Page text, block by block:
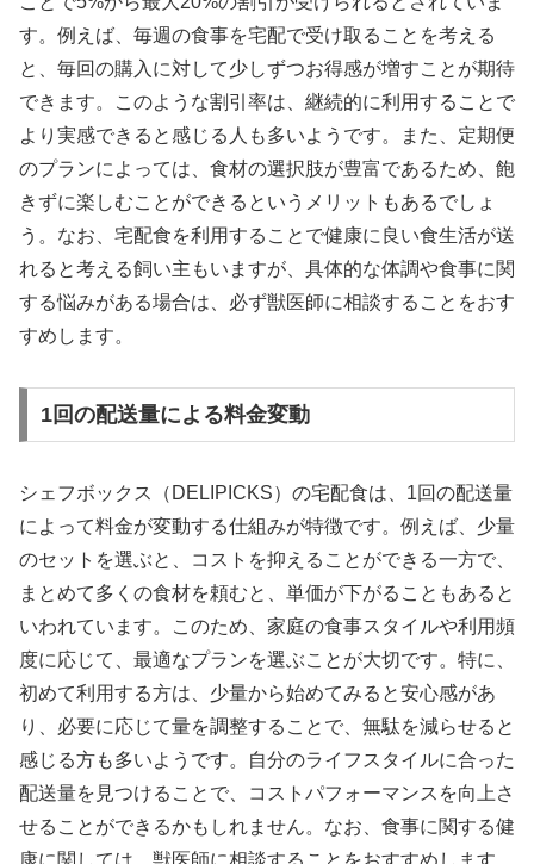
す。例えば、毎週の食事を宅配で受け取ることを考える
と、毎回の購入に対して少しずつお得感が増すことが期待
できます。このような割引率は、継続的に利用することで
より実感できると感じる人も多いようです。また、定期便
のプランによっては、食材の選択肢が豊富であるため、飽
きずに楽しむことができるというメリットもあるでしょ
う。なお、宅配食を利用することで健康に良い食生活が送
れると考える飼い主もいますが、具体的な体調や食事に関
する悩みがある場合は、必ず獣医師に相談することをおす
すめします。
1回の配送量による料金変動
シェフボックス（DELIPICKS）の宅配食は、1回の配送量
によって料金が変動する仕組みが特徴です。例えば、少量
のセットを選ぶと、コストを抑えることができる一方で、
まとめて多くの食材を頼むと、単価が下がることもあると
いわれています。このため、家庭の食事スタイルや利用頻
度に応じて、最適なプランを選ぶことが大切です。特に、
初めて利用する方は、少量から始めてみると安心感があ
り、必要に応じて量を調整することで、無駄を減らせると
感じる方も多いようです。自分のライフスタイルに合った
配送量を見つけることで、コストパフォーマンスを向上さ
せることができるかもしれません。なお、食事に関する健
康に関しては、獣医師に相談することをおすすめします。